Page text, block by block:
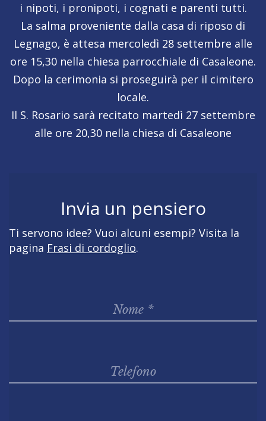
i nipoti, i pronipoti, i cognati e parenti tutti.
La salma proveniente dalla casa di riposo di
Legnago, è attesa mercoledì 28 settembre alle
ore 15,30 nella chiesa parrocchiale di Casaleone.
Dopo la cerimonia si proseguirà per il cimitero
locale.
Il S. Rosario sarà recitato martedì 27 settembre
alle ore 20,30 nella chiesa di Casaleone
Invia un pensiero
Ti servono idee? Vuoi alcuni esempi? Visita la
pagina Frasi di cordoglio.